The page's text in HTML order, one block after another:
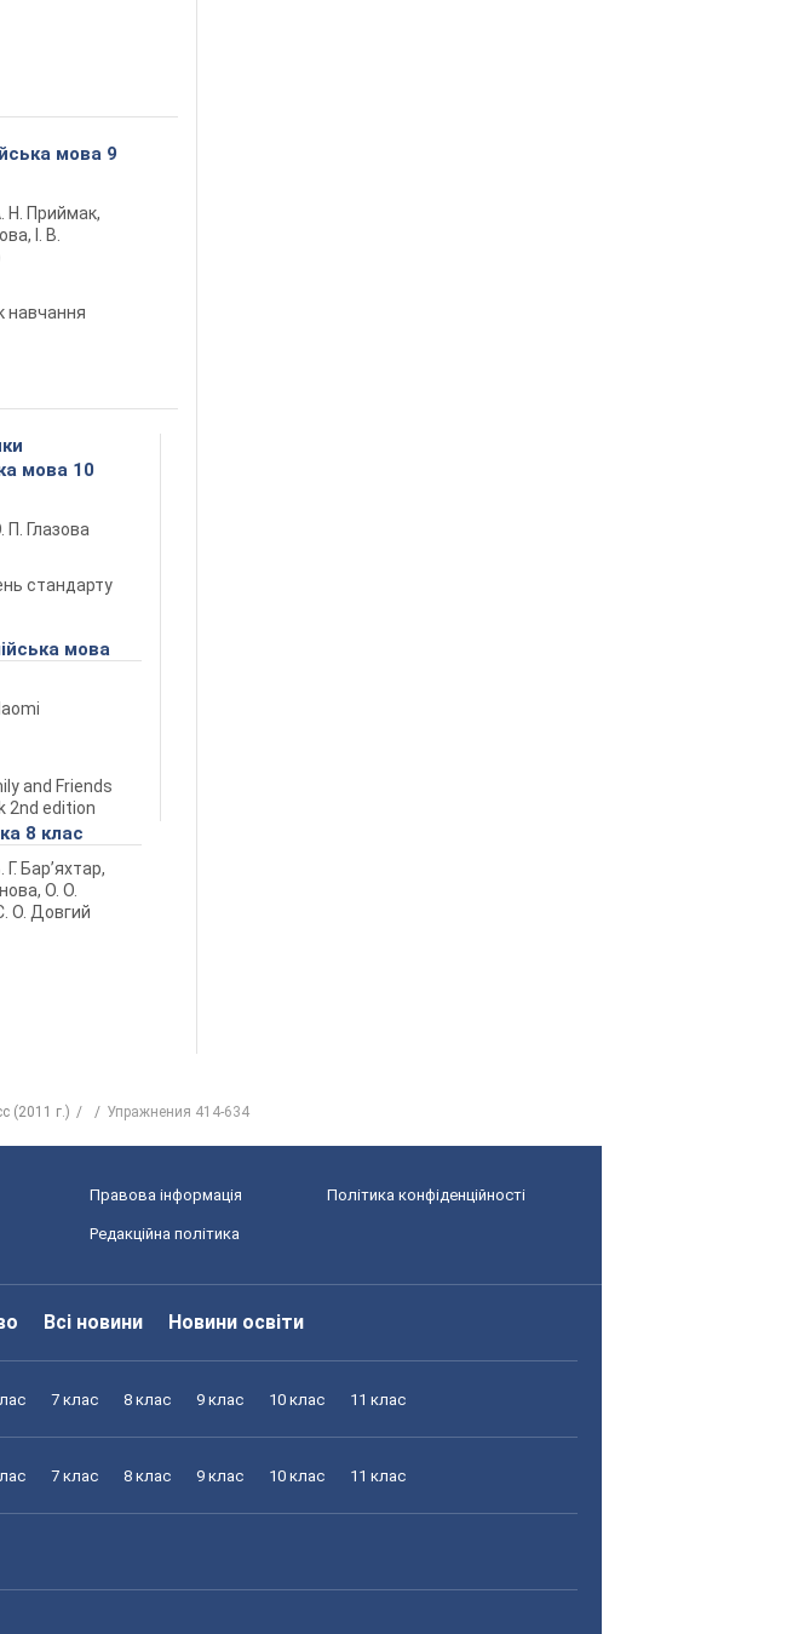
мова 9
Н. Приймак,
І. В.
навчання
мова 10
П. Глазова
стандарту
мова
and Friends
2nd edition
8 клас
Г. Бар’яхтар,
О. О.
О. Довгий
(2011 г.) Упражнения 414-634
Правова інформація Політика конфіденційності
Редакційна політика
Всі новини Новини освіти
7 клас 8 клас 9 клас 10 клас 11 клас
7 клас 8 клас 9 клас 10 клас 11 клас